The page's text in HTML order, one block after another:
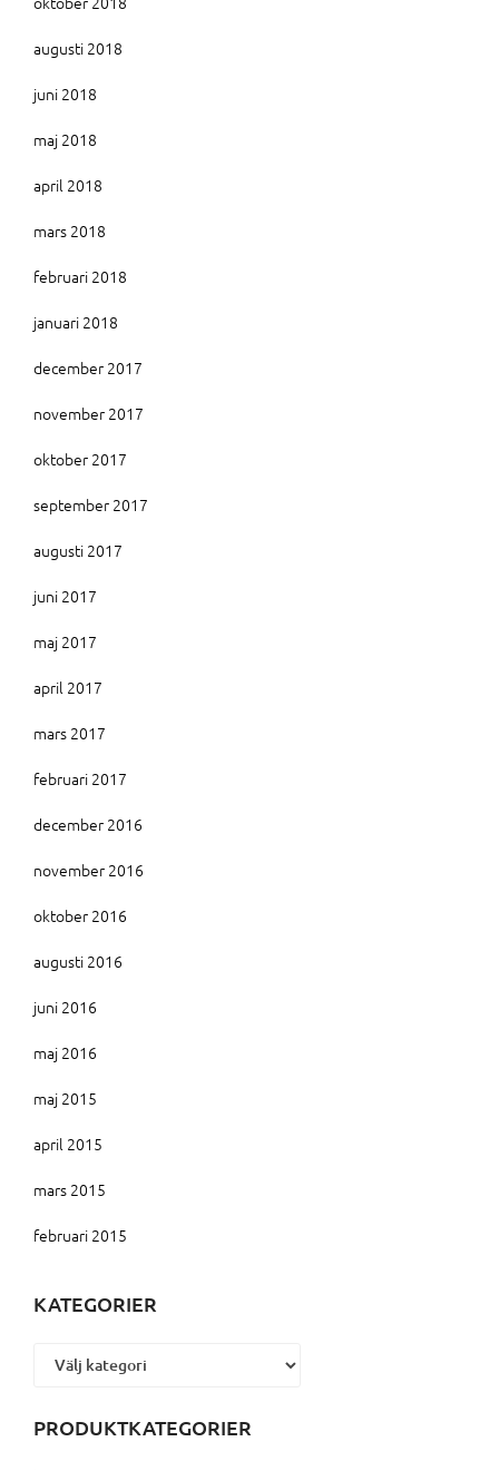
augusti 2018
juni 2018
maj 2018
april 2018
mars 2018
februari 2018
januari 2018
december 2017
november 2017
oktober 2017
september 2017
augusti 2017
juni 2017
maj 2017
april 2017
mars 2017
februari 2017
december 2016
november 2016
oktober 2016
augusti 2016
juni 2016
maj 2016
maj 2015
april 2015
mars 2015
februari 2015
KATEGORIER
Kategorier
PRODUKTKATEGORIER